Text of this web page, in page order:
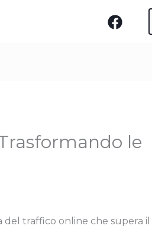
le
del traffico online che supera il